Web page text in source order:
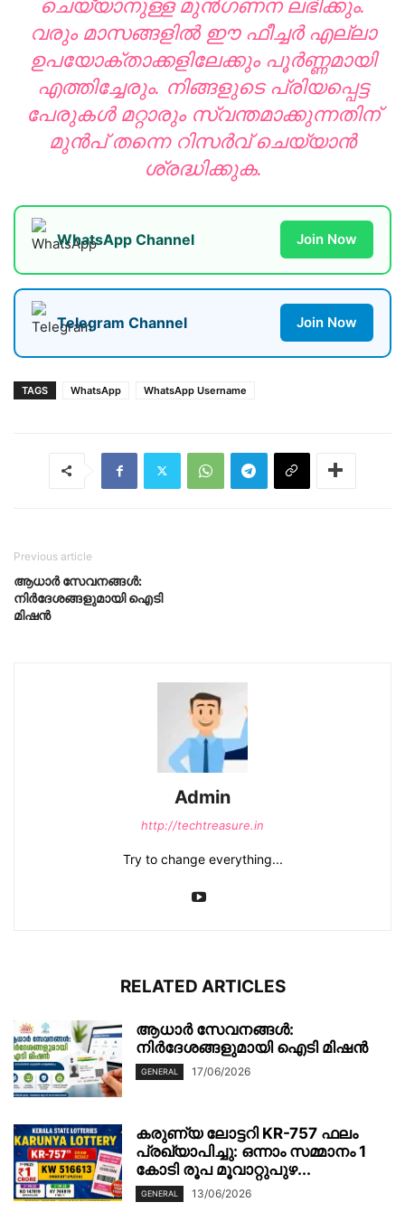
ചെയ്യാനുള്ള മുൻഗണന ലഭിക്കും.
വരും മാസങ്ങളിൽ ഈ ഫീച്ചർ എല്ലാ
ഉപയോക്താക്കളിലേക്കും പൂർണ്ണമായി
എത്തിച്ചേരും. നിങ്ങളുടെ പ്രിയപ്പെട്ട
പേരുകൾ മറ്റാരും സ്വന്തമാക്കുന്നതിന്
മുൻപ് തന്നെ റിസർവ് ചെയ്യാൻ
ശ്രദ്ധിക്കുക.
WhatsApp Channel Join Now
Telegram Channel Join Now
TAGS WhatsApp WhatsApp Username
Previous article
ആധാർ സേവനങ്ങൾ:
നിർദേശങ്ങളുമായി ഐടി
മിഷൻ
Admin
http://techtreasure.in
Try to change everything...
RELATED ARTICLES
ആധാർ സേവനങ്ങൾ:
നിർദേശങ്ങളുമായി ഐടി മിഷൻ
GENERAL 17/06/2026
കരുണ്യ ലോട്ടറി KR-757 ഫലം
പ്രഖ്യാപിച്ചു: ഒന്നാം സമ്മാനം 1
കോടി രൂപ മൂവാറ്റുപുഴ...
GENERAL 13/06/2026